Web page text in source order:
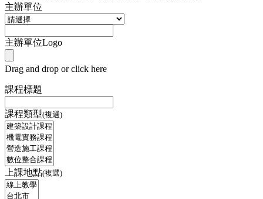
主辦單位
主辦單位Logo
Drag and drop or click here
課程標題
課程類型(複選)
上課地點(複選)